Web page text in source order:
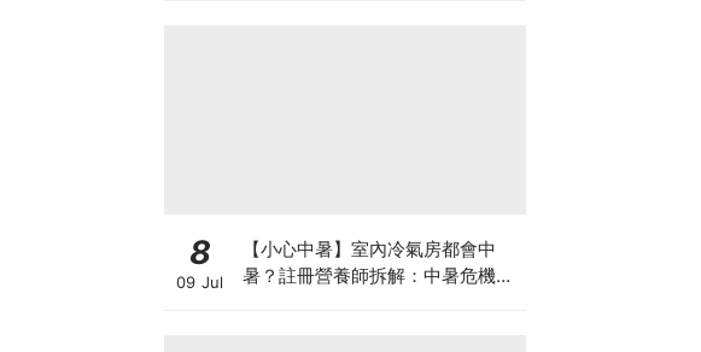
8
09 Jul
【小心中暑】室內冷氣房都會中
暑？註冊營養師拆解：中暑危機及